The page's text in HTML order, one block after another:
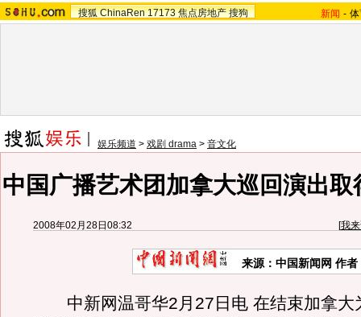
搜狐 ChinaRen 17173 焦点房地产 搜狗 新闻 -
娱乐频道 > 戏剧 drama > 音文化
中国广播艺术团加拿大巡回演出
2008年02月28日08:32 [我
来源：中国新闻网 作者
中新网温哥华2月27日电 在结束加拿大